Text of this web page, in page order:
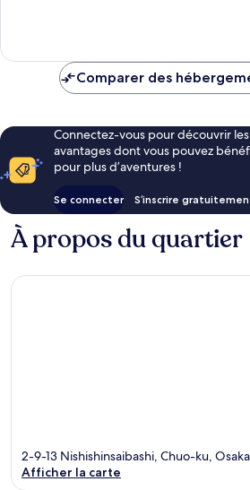
Comparer des
Connectez-vous pour découvrir
avantages dont vous pouvez
pour plus d’aventures !
Se connecter S’inscrire
À propos du quartier
2-9-13 Nishishinsaibashi, Chuo-ku,
Afficher la carte